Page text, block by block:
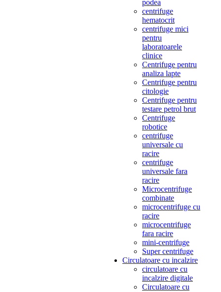
podea
centrifuge
hematocrit
centrifuge mici
pentru
laboratoarele
clinice
Centrifuge pentru
analiza lapte
Centrifuge pentru
citologie
Centrifuge pentru
testare petrol brut
Centrifuge
robotice
centrifuge
universale cu
racire
centrifuge
universale fara
racire
Microcentrifuge
combinate
microcentrifuge cu
racire
microcentrifuge
fara racire
mini-centrifuge
Super centrifuge
Circulatoare cu incalzire
circulatoare cu
incalzire digitale
Circulatoare cu